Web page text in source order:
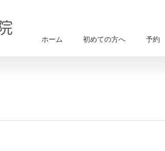
ホーム 初めての方へ 予約